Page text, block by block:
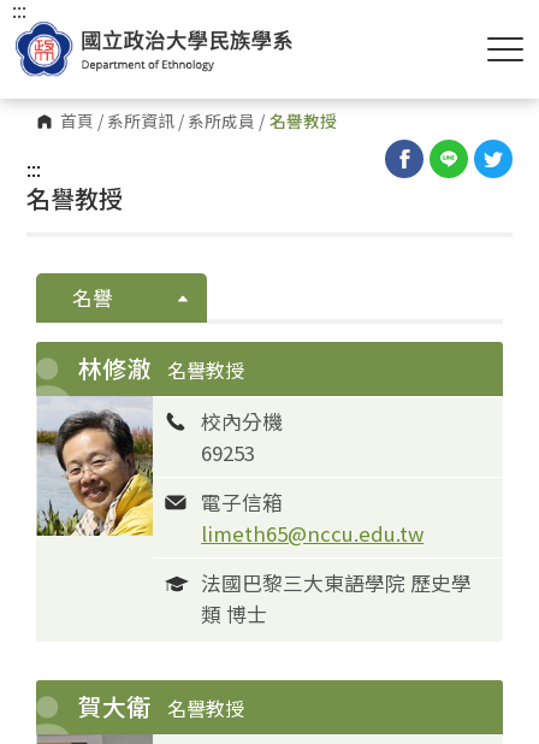
首頁 / 系所資訊 / 系所成員 / 名譽教授
:::
:::
名譽教授
名譽
林修澈 名譽教授
校內分機
69253
電子信箱
limeth65@nccu.edu.tw
法國巴黎三大東語學院 歷史學
類 博士
賀大衛 名譽教授